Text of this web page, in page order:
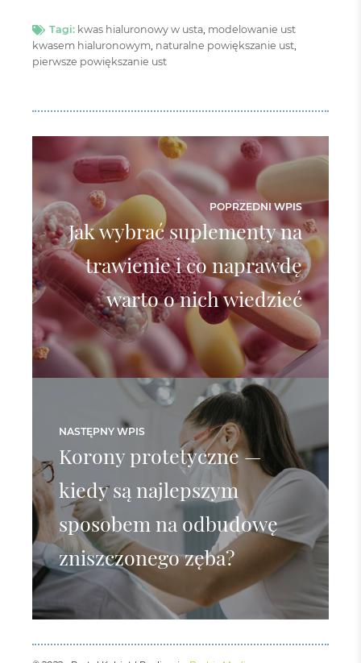
Tagi: kwas hialuronowy w usta, modelowanie ust
kwasem hialuronowym, naturalne powiększanie ust,
pierwsze powiększanie ust
POPRZEDNI WPIS
Jak wybrać suplementy na
trawienie i co naprawdę
warto o nich wiedzieć
NASTĘPNY WPIS
Korony protetyczne —
kiedy są najlepszym
sposobem na odbudowę
zniszczonego zęba?